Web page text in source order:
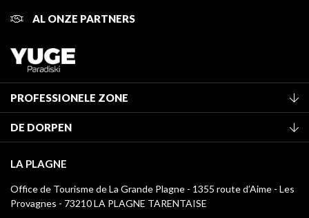
AL ONZE PARTNERS
PROFESSIONELE ZONE
Classificatie van de gemeubileerde accommodaties
Verblijfstaks
Mediatheek
La Plagne logo's
DE DORPEN
Montchavin - Les Coches
Champagny-en-Vanoise
LA PLAGNE
Office de Tourisme de La Grande Plagne - 1355 route d’Aime - Les
Provagnes - 73210 LA PLAGNE TARENTAISE